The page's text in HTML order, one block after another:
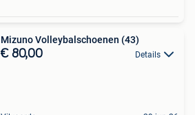
Mizuno Volleybalschoenen (43)
€ 80,00 Details